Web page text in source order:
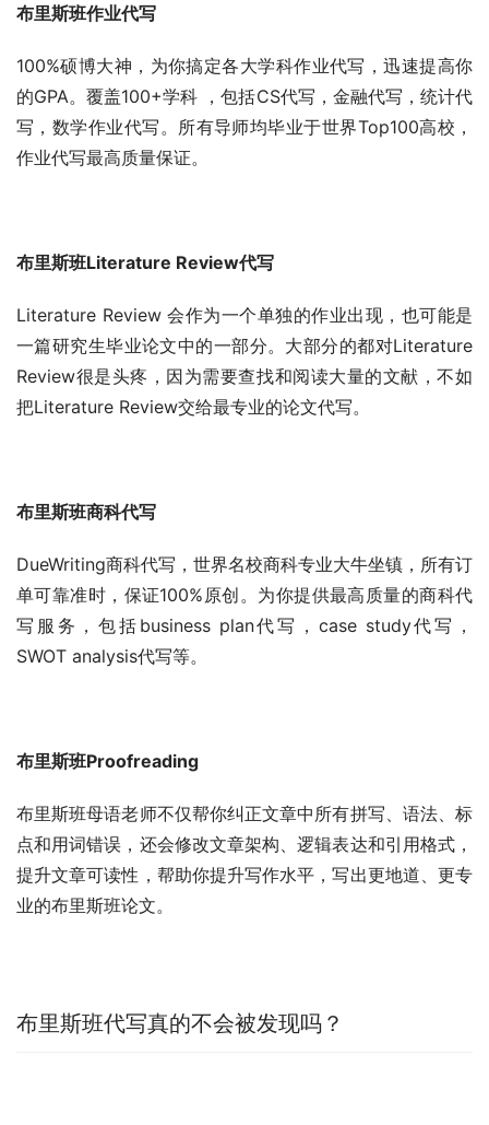
布里斯班作业代写
100%硕博大神，为你搞定各大学科作业代写，迅速提高你
的GPA。覆盖100+学科 ，包括CS代写，金融代写，统计代
写，数学作业代写。所有导师均毕业于世界Top100高校，
作业代写最高质量保证。
布里斯班Literature Review代写
Literature Review 会作为一个单独的作业出现，也可能是
一篇研究生毕业论文中的一部分。大部分的都对Literature
Review很是头疼，因为需要查找和阅读大量的文献，不如
把Literature Review交给最专业的论文代写。
布里斯班商科代写
DueWriting商科代写，世界名校商科专业大牛坐镇，所有订
单可靠准时，保证100%原创。为你提供最高质量的商科代
写服务，包括business plan代写，case study代写，
SWOT analysis代写等。
布里斯班Proofreading
布里斯班母语老师不仅帮你纠正文章中所有拼写、语法、标
点和用词错误，还会修改文章架构、逻辑表达和引用格式，
提升文章可读性，帮助你提升写作水平，写出更地道、更专
业的布里斯班论文。
布里斯班代写真的不会被发现吗？